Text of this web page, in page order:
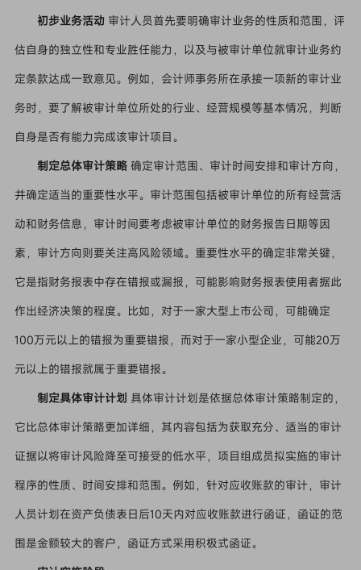
初步业务活动 审计人员首先要明确审计业务的性质和范围，评
估自身的独立性和专业胜任能力，以及与被审计单位就审计业务约
定条款达成一致意见。例如，会计师事务所在承接一项新的审计业
务时，要了解被审计单位所处的行业、经营规模等基本情况，判断
自身是否有能力完成该审计项目。
制定总体审计策略确定审计范围、审计时间安排和审计方向，
并确定适当的重要性水平。审计范围包括被审计单位的所有经营活
动和财务信息，审计时间要考虑被审计单位的财务报告日期等因
素，审计方向则要关注高风险领域。重要性水平的确定非常关键，
它是指财务报表中存在错报或漏报，可能影响财务报表使用者据此
作出经济决策的程度。比如，对于一家大型上市公司，可能确定
100万元以上的错报为重要错报，而对于一家小型企业，可能20万
元以上的错报就属于重要错报。
制定具体审计计划 具体审计计划是依据总体审计策略制定的，
它比总体审计策略更加详细，其内容包括为获取充分、适当的审计
证据以将审计风险降至可接受的低水平，项目组成员拟实施的审计
程序的性质、时间安排和范围。例如，针对应收账款的审计，审计
人员计划在资产负债表日后10天内对应收账款进行函证，函证的范
围是金额较大的客户，函证方式采用积极式函证。